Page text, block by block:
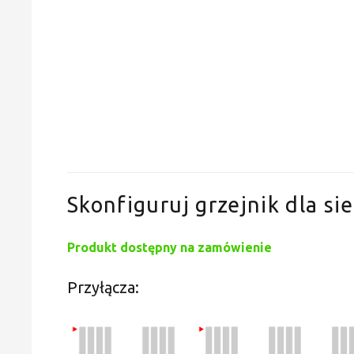
Skonfiguruj grzejnik dla
Produkt dostępny na zamówienie
Przyłącza: